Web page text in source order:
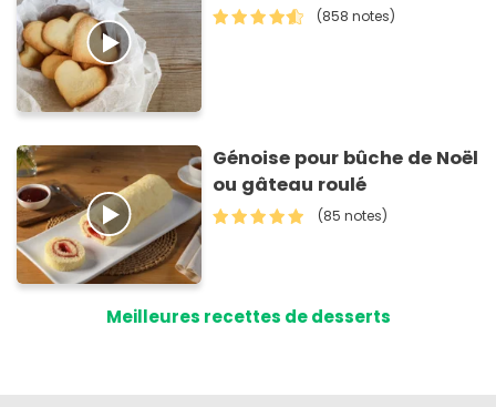
(858 notes)
Génoise pour bûche de Noël
ou gâteau roulé
(85 notes)
Meilleures recettes de desserts